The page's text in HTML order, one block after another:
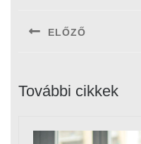
ELŐZŐ
További cikkek